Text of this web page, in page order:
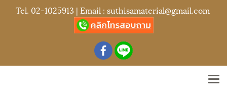
Tel. 02-1025913 | Email : suthisamaterial@gmail.com